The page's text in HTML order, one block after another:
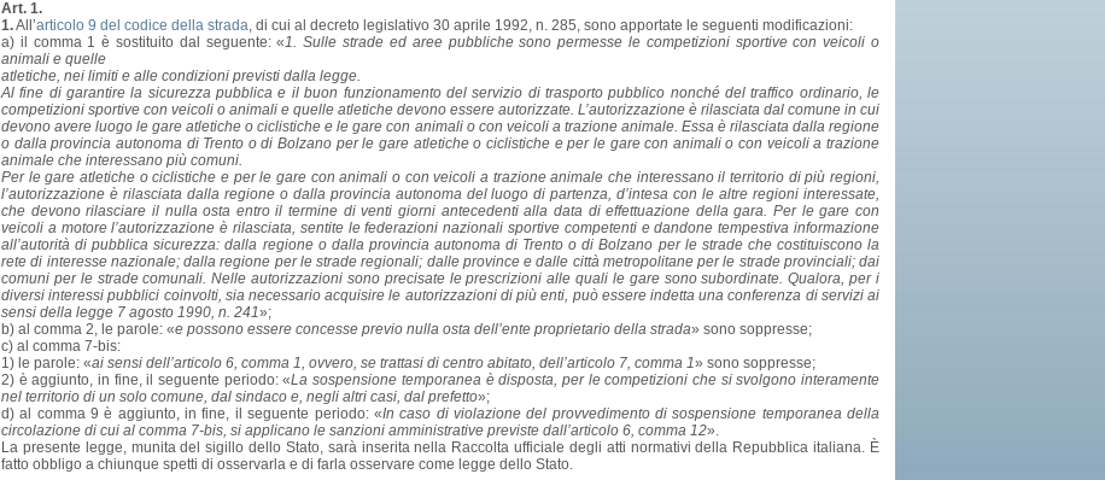
Art. 1.
1.All’articolo 9 del codice della strada, di cui al decreto legislativo 30 aprile 1992, n. 285, sono apportate le seguenti modificazioni:
a) il comma 1 è sostituito dal seguente: «1. Sulle strade ed aree pubbliche sono permesse le competizioni sportive con veicoli o
animali e quelle
atletiche, nei limiti e alle condizioni previsti dalla legge.
Al fine di garantire la sicurezza pubblica e il buon funzionamento del servizio di trasporto pubblico nonché del traffico ordinario, le
competizioni sportive con veicoli o animali e quelle atletiche devono essere autorizzate. L’autorizzazione è rilasciata dal comune in cui
devono avere luogo le gare atletiche o ciclistiche e le gare con animali o con veicoli a trazione animale. Essa è rilasciata dalla regione
o dalla provincia autonoma di Trento o di Bolzano per le gare atletiche o ciclistiche e per le gare con animali o con veicoli a trazione
animale che interessano più comuni.
Per le gare atletiche o ciclistiche e per le gare con animali o con veicoli a trazione animale che interessano il territorio di più regioni,
l’autorizzazione è rilasciata dalla regione o dalla provincia autonoma del luogo di partenza, d’intesa con le altre regioni interessate,
che devono rilasciare il nulla osta entro il termine di venti giorni antecedenti alla data di effettuazione della gara. Per le gare con
veicoli a motore l’autorizzazione è rilasciata, sentite le federazioni nazionali sportive competenti e dandone tempestiva informazione
all’autorità di pubblica sicurezza: dalla regione o dalla provincia autonoma di Trento o di Bolzano per le strade che costituiscono la
rete di interesse nazionale; dalla regione per le strade regionali; dalle province e dalle città metropolitane per le strade provinciali; dai
comuni per le strade comunali. Nelle autorizzazioni sono precisate le prescrizioni alle quali le gare sono subordinate. Qualora, per i
diversi interessi pubblici coinvolti, sia necessario acquisire le autorizzazioni di più enti, può essere indetta una conferenza di servizi ai
sensi della legge 7 agosto 1990, n. 241»;
b) al comma 2, le parole: «e possono essere concesse previo nulla osta dell’ente proprietario della strada» sono soppresse;
c) al comma 7-bis:
1) le parole: «ai sensi dell’articolo 6, comma 1, ovvero, se trattasi di centro abitato, dell’articolo 7, comma 1» sono soppresse;
2) è aggiunto, in fine, il seguente periodo: «La sospensione temporanea è disposta, per le competizioni che si svolgono interamente
nel territorio di un solo comune, dal sindaco e, negli altri casi, dal prefetto»;
d) al comma 9 è aggiunto, in fine, il seguente periodo: «In caso di violazione del provvedimento di sospensione temporanea della
circolazione di cui al comma 7-bis, si applicano le sanzioni amministrative previste dall’articolo 6, comma 12».
La presente legge, munita del sigillo dello Stato, sarà inserita nella Raccolta ufficiale degli atti normativi della Repubblica italiana. È
fatto obbligo a chiunque spetti di osservarla e di farla osservare come legge dello Stato.